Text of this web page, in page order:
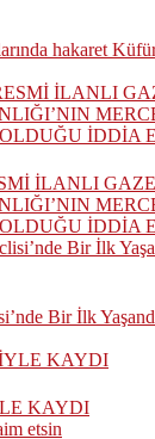
hakaret
İLANLI
İDDİA
Bir İlk
KAYDI